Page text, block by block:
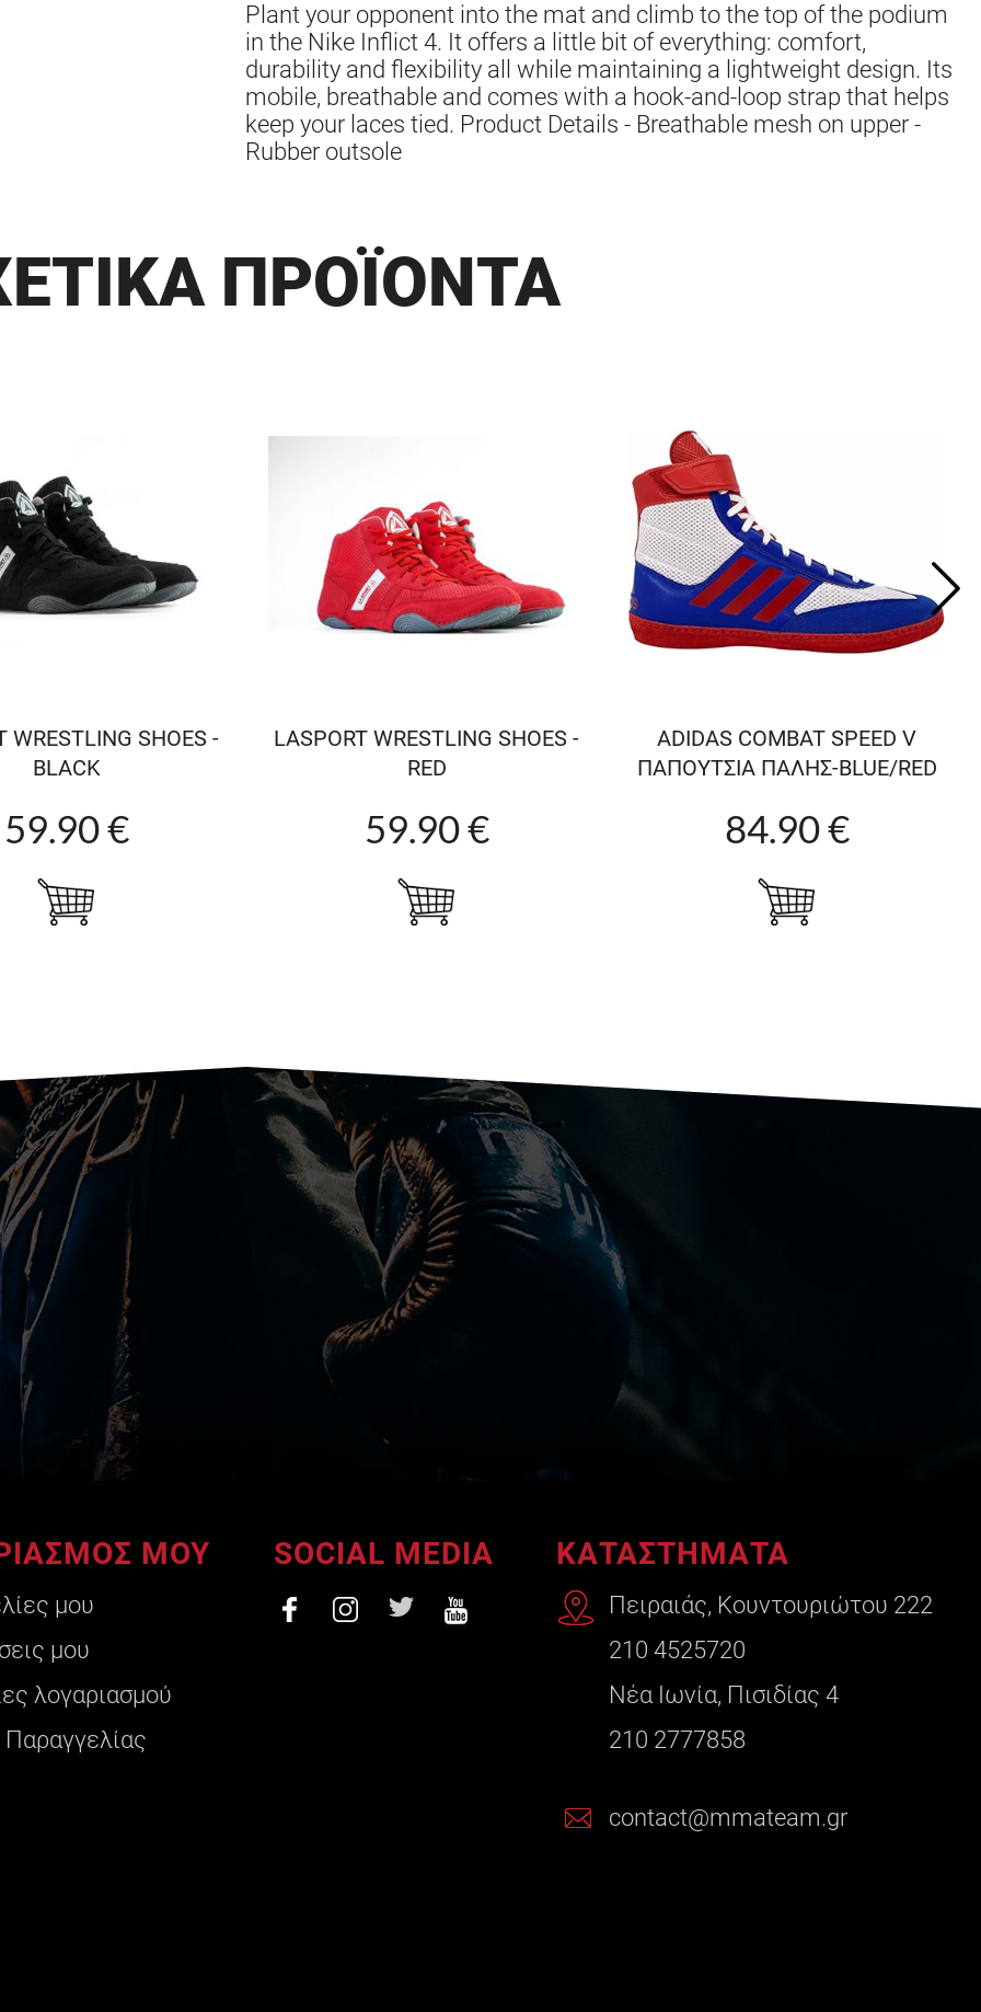
Plant your opponent into the mat and climb to the top of the podium
in the Nike Inflict 4. It offers a little bit of everything: comfort,
durability and flexibility all while maintaining a lightweight design. Its
mobile, breathable and comes with a hook-and-loop strap that helps
keep your laces tied. Product Details - Breathable mesh on upper -
Rubber outsole
ΠΡΟΪΟΝΤΑ
WRESTLING SHOES -
BLACK
59.90 €
LASPORT WRESTLING SHOES -
RED
59.90 €
ADIDAS COMBAT SPEED V
ΠΑΠΟΥΤΣΙΑ ΠΑΛΗΣ-BLUE/RED
84.90 €
ΜΟΥ
μου
μου
λογαριασμού
SOCIAL MEDIA ΚΑΤΑΣΤΗΜΑΤΑ
Πειραιάς, Κουντουριώτου 222
210 4525720
Νέα Ιωνία, Πισιδίας 4
210 2777858
contact@mmateam.gr